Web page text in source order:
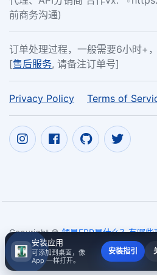
前商务沟通)
订单处理过程，一般需要6小时+，
[售后服务, 请备注订单号]
Privacy Policy Terms of
Copyright ©领星ERP是什么？有哪
likes,buy IG shares,50 likes
安装应用
可添加到桌面，像
App 一样打开。
安装指引